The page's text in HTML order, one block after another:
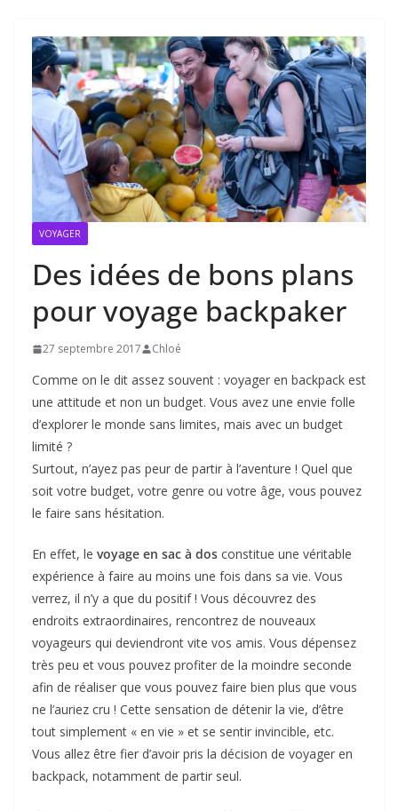
VOYAGER
Des idées de bons plans
pour voyage backpaker
27 septembre 2017 Chloé
Comme on le dit assez souvent : voyager en backpack est
une attitude et non un budget. Vous avez une envie folle
d’explorer le monde sans limites, mais avec un budget
limité ?
Surtout, n’ayez pas peur de partir à l’aventure ! Quel que
soit votre budget, votre genre ou votre âge, vous pouvez
le faire sans hésitation.
En effet, le voyage en sac à dos constitue une véritable
expérience à faire au moins une fois dans sa vie. Vous
verrez, il n’y a que du positif ! Vous découvrez des
endroits extraordinaires, rencontrez de nouveaux
voyageurs qui deviendront vite vos amis. Vous dépensez
très peu et vous pouvez profiter de la moindre seconde
afin de réaliser que vous pouvez faire bien plus que vous
ne l’auriez cru ! Cette sensation de détenir la vie, d’être
tout simplement « en vie » et se sentir invincible, etc.
Vous allez être fier d’avoir pris la décision de voyager en
backpack, notamment de partir seul.